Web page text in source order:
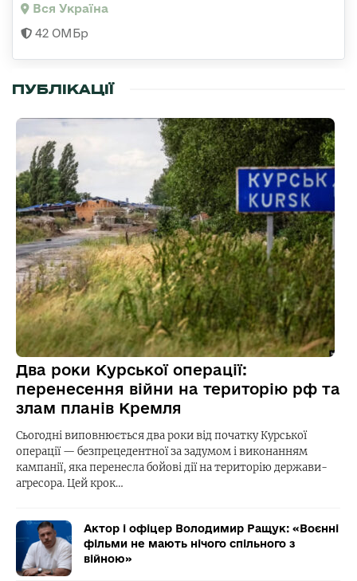
Вся Україна
42 ОМБр
ПУБЛІКАЦІЇ
Два роки Курської операції:
перенесення війни на територію рф та
злам планів Кремля
Сьогодні виповнюється два роки від початку Курської
операції — безпрецедентної за задумом і виконанням
кампанії, яка перенесла бойові дії на територію держави-
агресора. Цей крок…
Актор і офіцер Володимир Ращук: «Воєнні
фільми не мають нічого спільного з
війною»